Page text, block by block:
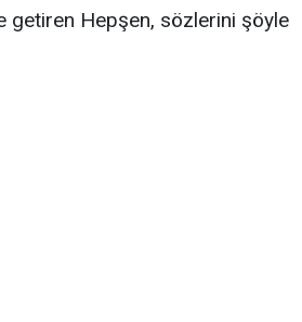
getiren Hepşen, sözlerini şöyle